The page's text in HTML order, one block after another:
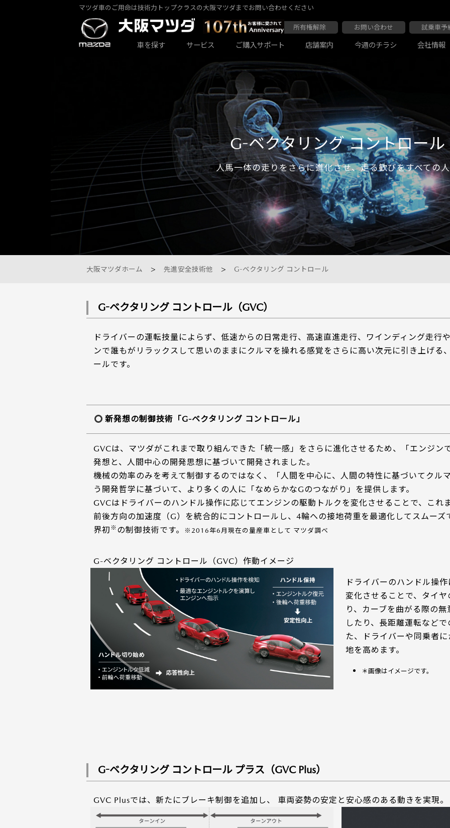
マツダ車のご用命は技術力トップクラスの大阪マツダまでお問い合わせください
所有権解除 お問い合わせ 試乗車予
車を探す
カーラインナップ一覧
商用車一覧 軽自動車一覧
サービス
サービス・アフターケアTOP
マツダ延長保証 ボディコーティング
その他のメンテナンス マツダ自動車保険スカイプラス JAF
ご購入サポート 店舗案内
大阪マツダ店舗一覧
大阪マツダ 東住吉店 大阪マツダ 四條畷店
大阪マツダ 八尾店 大阪マツダ 関目高殿本店 大阪マツダ 枚方店
サービス専門工場 U-car Land 中古車専売店 法人営業部
今週のチラシ 会社情報
会社情報
会社沿革 Audiの店舗紹介
G-ベクタリング コントロール
人馬一体の走りをさらに進化させ、走る歓びをすべての
大阪マツダホーム 先進安全技術他 G-ベクタリング コントロール
G-ベクタリング コントロール（GVC）
ドライバーの運転技量によらず、低速からの日常走行、高速直進走行、ワインディング走行
ンで誰もがリラックスして思いのままにクルマを操れる感覚をさらに高い次元に引き上げる
ールです。
新発想の制御技術「G-ベクタリング コントロール」
GVCは、マツダがこれまで取り組んできた「統一感」をさらに進化させるため、「エンジン
発想と、人間中心の開発思想に基づいて開発されました。
機械の効率のみを考えて制御するのではなく、「人間を中心に、人間の特性に基づいてクル
う開発哲学に基づいて、より多くの人に「なめらかなGのつながり」を提供します。
GVCはドライバーのハンドル操作に応じてエンジンの駆動トルクを変化させることで、これ
前後方向の加速度（G）を統合的にコントロールし、4輪への接地荷重を最適化してスムー
界初 ※ の制御技術です。 ※2016年6月現在の量産車として マツダ調べ
G-ベクタリング コントロール（GVC）作動イメージ
ドライバーのハンドル操
変化させることで、タイ
り、カーブを曲がる際の
したり、長距離運転など
た、ドライバーや同乗者
地を高めます。
＊画像はイメージです。
G-ベクタリング コントロール プラス（GVC Plus）
GVC Plusでは、新たにブレーキ制御を追加し、 車両姿勢の安定と安心感のある動きを実現。